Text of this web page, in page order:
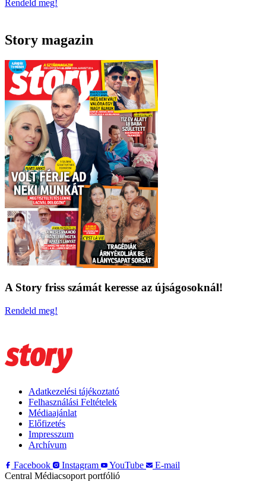
Rendeld meg!
Story magazin
A Story friss számát keresse az újságosoknál!
Rendeld meg!
Adatkezelési tájékoztató
Felhasználási Feltételek
Médiaajánlat
Előfizetés
Impresszum
Archívum
Facebook
Instagram YouTube
E-mail
Central Médiacsoport portfólió